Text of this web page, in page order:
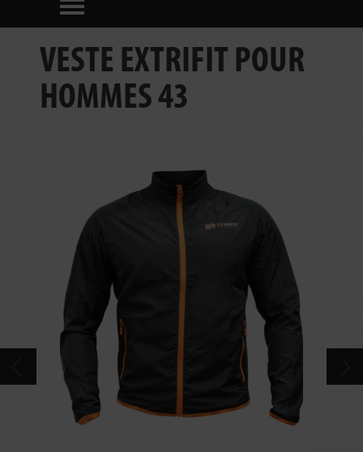
TECHNOLOGIE
EXTRIFIT® TEAM
VESTE EXTRIFIT POUR
HOMMES 43